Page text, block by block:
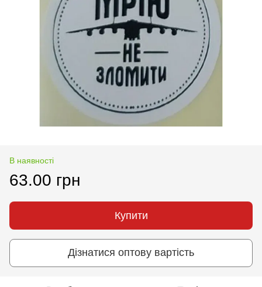
В наявності
63.00 грн
Купити
Дізнатися оптову вартість